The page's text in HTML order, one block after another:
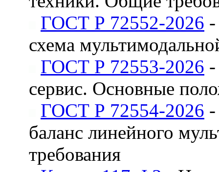
ГОСТ Р 72552-2026
схема
ГОСТ Р 72553-2026
сервис. Основные
ГОСТ Р 72554-2026
баланс линейного
требования